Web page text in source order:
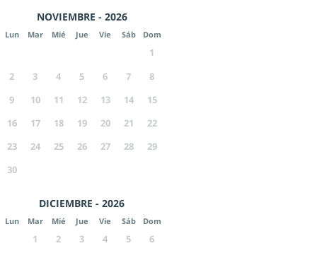
NOVIEMBRE - 2026
Lun Mar Mié Jue Vie Sáb Dom
1
2
3 4 5 6 7
8
9
10 11 12 13 14
15
16
17 18 19 20 21
22
23
24 25 26 27 28
29
30
DICIEMBRE - 2026
Lun Mar Mié Jue Vie Sáb Dom
1 2 3 4 5
6